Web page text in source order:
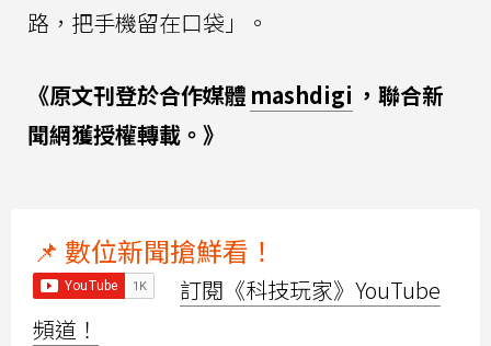
路，把手機留在口袋」。
《原文刊登於合作媒體 mashdigi ，聯合新
聞網獲授權轉載。》
📌 數位新聞搶鮮看！
訂閱《科技玩家》YouTube
頻道！